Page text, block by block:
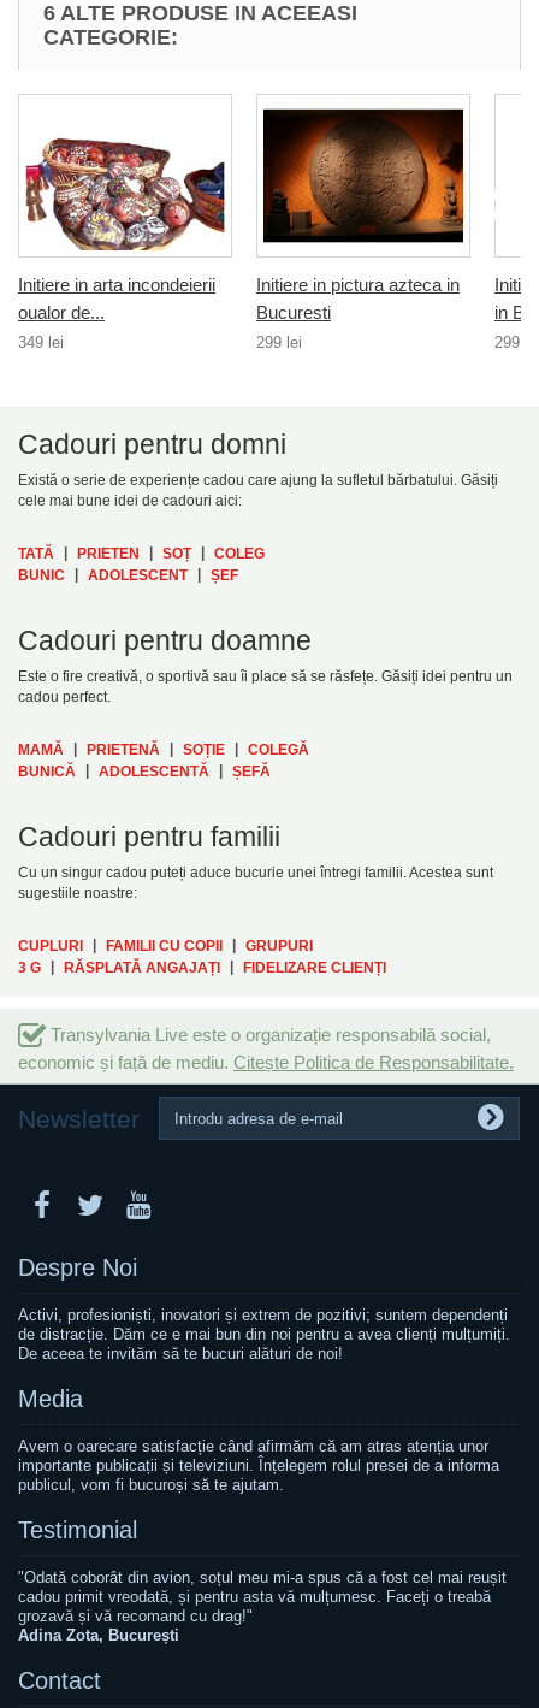
6 ALTE PRODUSE IN ACEEASI
CATEGORIE:
Initiere in arta incondeierii
oualor de...
349 lei
Initiere in pictura azteca in
Bucuresti
299 lei
in
299 lei
Cadouri pentru domni
Există o serie de experiențe cadou care ajung la sufletul bărbatului. Găsiți
cele mai bune idei de cadouri aici:
TATĂ PRIETEN SOȚ
COLEG
BUNIC
ADOLESCENT ȘEF
Cadouri pentru doamne
Este o fire creativă, o sportivă sau îi place să se răsfețe. Găsiți idei pentru un
cadou perfect.
MAMĂ PRIETENĂ SOȚIE
COLEGĂ
BUNICĂ
ADOLESCENTĂ ȘEFĂ
Cadouri pentru familii
Cu un singur cadou puteți aduce bucurie unei întregi familii. Acestea sunt
sugestiile noastre:
CUPLURI FAMILII CU COPII
GRUPURI
3 G
RĂSPLATĂ ANGAJAȚI FIDELIZARE CLIENȚI
Transylvania Live este o organizație responsabilă social,
economic și față de mediu. Citește Politica de Responsabilitate.
Newsletter
Despre Noi
Activi, profesioniști, inovatori și extrem de pozitivi; suntem dependenți
de distracție. Dăm ce e mai bun din noi pentru a avea clienți mulțumiți.
De aceea te invităm să te bucuri alături de noi!
Media
Avem o oarecare satisfacție când afirmăm că am atras atenția unor
importante publicații și televiziuni. Înțelegem rolul presei de a informa
publicul, vom fi bucuroși să te ajutam.
Testimonial
"Odată coborât din avion, soțul meu mi-a spus că a fost cel mai reușit
cadou primit vreodată, și pentru asta vă mulțumesc. Faceți o treabă
grozavă și vă recomand cu drag!"
Adina Zota, București
Contact